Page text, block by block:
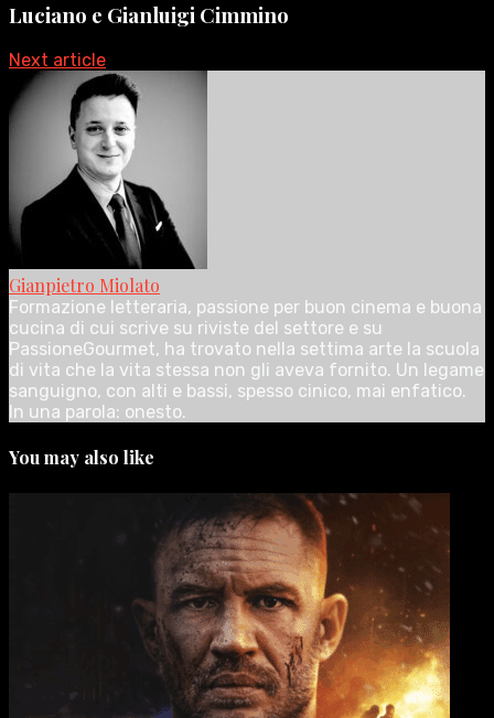
Luciano e Gianluigi Cimmino
Next article
Gianpietro Miolato
Formazione letteraria, passione per buon cinema e buona
cucina di cui scrive su riviste del settore e su
PassioneGourmet, ha trovato nella settima arte la scuola
di vita che la vita stessa non gli aveva fornito. Un legame
sanguigno, con alti e bassi, spesso cinico, mai enfatico.
In una parola: onesto.
You may also like